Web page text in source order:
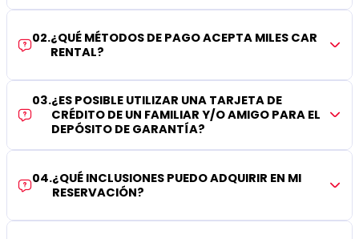
02.¿QUÉ MÉTODOS DE PAGO ACEPTA MILES CAR
RENTAL?
03.¿ES POSIBLE UTILIZAR UNA TARJETA DE
CRÉDITO DE UN FAMILIAR Y/O AMIGO PARA EL
DEPÓSITO DE GARANTÍA?
04.¿QUÉ INCLUSIONES PUEDO ADQUIRIR EN MI
RESERVACIÓN?